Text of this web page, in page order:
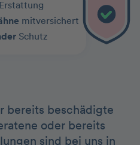
Erstattung
mitversichert
Schutz
bereits beschädigte
oder bereits
sind bei uns in